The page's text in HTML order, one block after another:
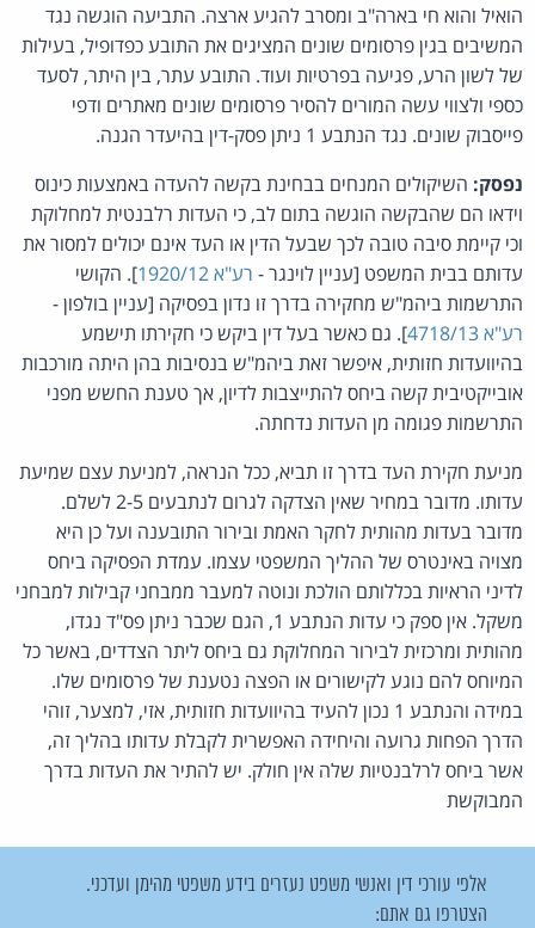
הואיל והוא חי בארה"ב ומסרב להגיע ארצה. התביעה הוגשה נגד
המשיבים בגין פרסומים שונים המציגים את התובע כפדופיל, בעילות
של לשון הרע, פגיעה בפרטיות ועוד. התובע עתר, בין היתר, לסעד
כספי ולצווי עשה המורים להסיר פרסומים שונים מאתרים ודפי
פייסבוק שונים. נגד הנתבע 1 ניתן פסק-דין בהיעדר הגנה.
נפסק: השיקולים המנחים בבחינת בקשה להעדה באמצעות כינוס
וידאו הם שהבקשה הוגשה בתום לב, כי העדות רלבנטית למחלוקת
וכי קיימת סיבה טובה לכך שבעל הדין או העד אינם יכולים למסור את
עדותם בבית המשפט [עניין לוינגר - רע"א 1920/12
]. הקושי
התרשמות ביהמ"ש מחקירה בדרך זו נדון בפסיקה [עניין בולפון -
רע"א 4718/13
]. גם כאשר בעל דין ביקש כי חקירתו תישמע
בהיוועדות חזותית, איפשר זאת ביהמ"ש בנסיבות בהן היתה מורכבות
אובייקטיבית קשה ביחס להתייצבות לדיון, אך טענת החשש מפני
התרשמות פגומה מן העדות נדחתה.
מניעת חקירת העד בדרך זו תביא, ככל הנראה, למניעת עצם שמיעת
עדותו. מדובר במחיר שאין הצדקה לגרום לנתבעים 2-5 לשלם.
מדובר בעדות מהותית לחקר האמת ובירור התובענה ועל כן היא
מצויה באינטרס של ההליך המשפטי עצמו. עמדת הפסיקה ביחס
לדיני הראיות בכללותם הולכת ונוטה למעבר ממבחני קבילות למבחני
משקל. אין ספק כי עדות הנתבע 1, הגם שכבר ניתן פס"ד נגדו,
מהותית ומרכזית לבירור המחלוקת גם ביחס ליתר הצדדים, באשר כל
המיוחס להם נוגע לקישורים או הפצה נטענת של פרסומים שלו.
במידה והנתבע 1 נכון להעיד בהיוועדות חזותית, אזי, למצער, זוהי
הדרך הפחות גרועה והיחידה האפשרית לקבלת עדותו בהליך זה,
אשר ביחס לרלבנטיות שלה אין חולק. יש להתיר את העדות בדרך
המבוקשת
אלפי עורכי דין ואנשי משפט נעזרים בידע משפטי מהימן ועדכני.
הצטרפו גם אתם: